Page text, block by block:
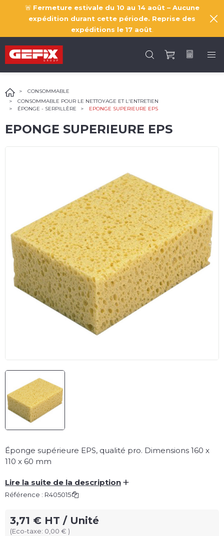
🚨 Fermeture estivale du 10 au 14 août – Aucune
expédition durant cette période. Reprise des
expéditions le 17 août
CONSOMMABLE
CONSOMMABLE POUR LE NETTOYAGE ET L'ENTRETIEN
ÉPONGE - SERPILLÈRE
EPONGE SUPERIEURE EPS
EPONGE SUPERIEURE EPS
Éponge supérieure EPS, qualité pro. Dimensions 160 x
110 x 60 mm
Lire la suite de la description +
Référence : R405015
3,71 € HT / Unité
(Eco-taxe: 0,00 € )